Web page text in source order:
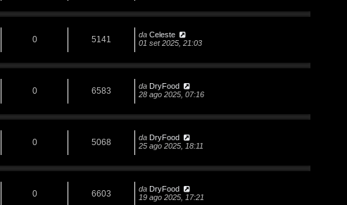
0 5141 da Celeste
01 set 2025, 21:03
0 6583 da DryFood
28 ago 2025, 07:16
0 5068 da DryFood
25 ago 2025, 18:11
0 6603 da DryFood
19 ago 2025, 17:21